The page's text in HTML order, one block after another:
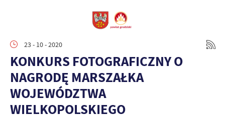
23 - 10 - 2020
KONKURS FOTOGRAFICZNY O
NAGRODĘ MARSZAŁKA
WOJEWÓDZTWA
WIELKOPOLSKIEGO